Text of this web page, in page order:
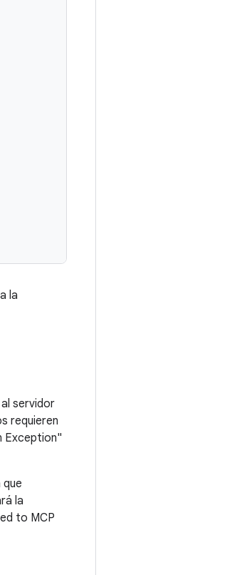
la
servidor
requieren
Exception"
la
to MCP